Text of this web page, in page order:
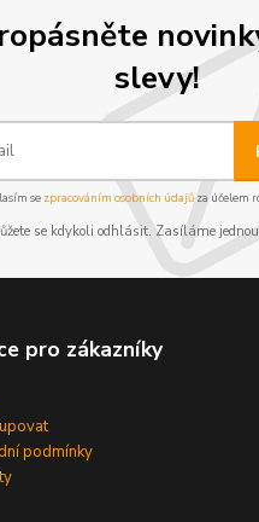
slevy!
se zpracováním osobních údajůza účelem
se kdykoli odhlásit. Zasíláme
pro zákazníky
podmínky